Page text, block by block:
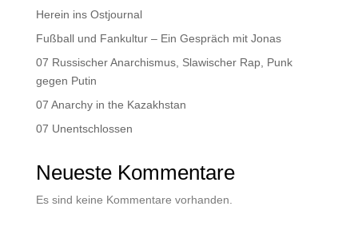
Herein ins Ostjournal
Fußball und Fankultur – Ein Gespräch mit Jonas
07 Russischer Anarchismus, Slawischer Rap, Punk
gegen Putin
07 Anarchy in the Kazakhstan
07 Unentschlossen
Neueste Kommentare
Es sind keine Kommentare vorhanden.